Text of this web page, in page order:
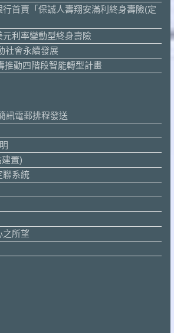
首賣「保誠人壽翔安滿利終身壽險(定
利率變動型終身壽險
社會永續發展
推動四階段智能轉型計畫
訊電郵排程發送
置)
聯系統
之所望